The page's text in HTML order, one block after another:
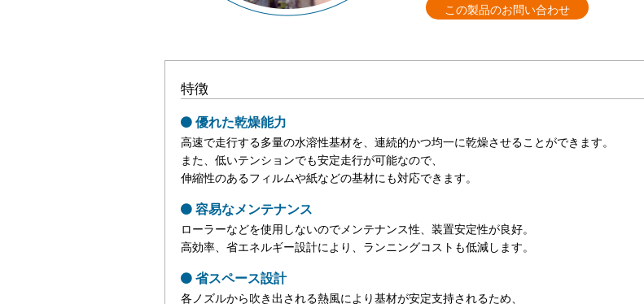
この製品のお問い合わせ
特徴
優れた乾燥能力
高速で走行する多量の水溶性基材を、連続的かつ均一に乾燥させることができます。
また、低いテンションでも安定走行が可能なので、
伸縮性のあるフィルムや紙などの基材にも対応できます。
容易なメンテナンス
ローラーなどを使用しないのでメンテナンス性、装置安定性が良好。
高効率、省エネルギー設計により、ランニングコストも低減します。
省スペース設計
各ノズルから吹き出される熱風により基材が安定支持されるため、